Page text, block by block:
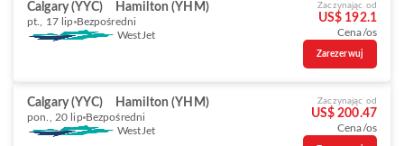
Calgary (YYC) Hamilton (YHM)
pt., 17 lip Bezpośredni
WestJet
Zaczynając od
US$ 192.1
Cena/os
Zarezerwuj
Calgary (YYC) Hamilton (YHM)
pon., 20 lip Bezpośredni
WestJet
Zaczynając od
US$ 200.47
Cena/os